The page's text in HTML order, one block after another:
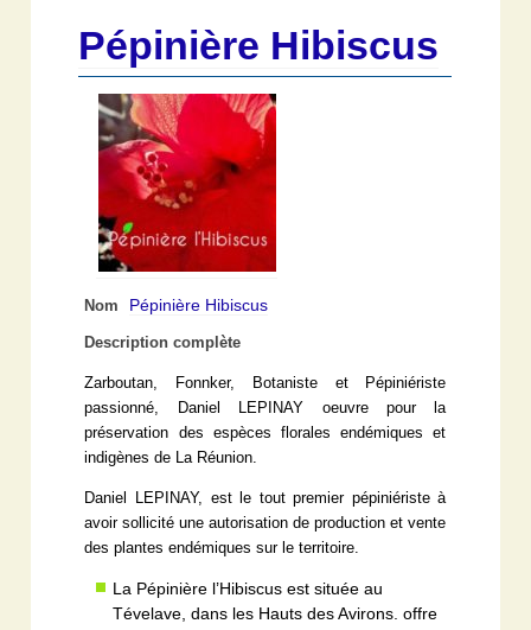
Pépinière Hibiscus
Nom Pépinière Hibiscus
Description complète
Zarboutan, Fonnker, Botaniste et Pépiniériste
passionné, Daniel LEPINAY oeuvre pour la
préservation des espèces florales endémiques et
indigènes de La Réunion.
Daniel LEPINAY, est le tout premier pépiniériste à
avoir sollicité une autorisation de production et vente
des plantes endémiques sur le territoire.
La Pépinière l’Hibiscus est située au
Tévelave, dans les Hauts des Avirons. offre